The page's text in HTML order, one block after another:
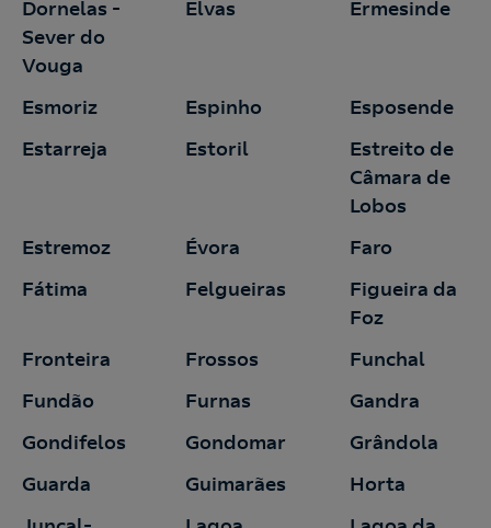
Dornelas -
Sever do
Vouga
Elvas Ermesinde
Esmoriz Espinho
Esposende
Estarreja
Estoril
Estreito de
Câmara de
Lobos
Estremoz
Évora
Faro
Fátima
Felgueiras
Figueira da
Foz
Fronteira
Frossos
Funchal
Fundão
Furnas
Gandra
Gondifelos
Gondomar
Grândola
Guarda
Guimarães
Horta